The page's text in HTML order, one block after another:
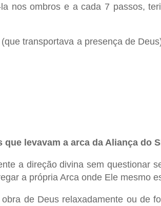
nos ombros e a cada 7 passos,
transportava a presença de
levavam a arca da Aliança do
a direção divina sem questionar
a própria Arca onde Ele mesmo
de Deus relaxadamente ou de